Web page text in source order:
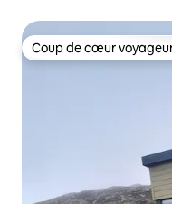
Coup de cœur
Coup de cœur